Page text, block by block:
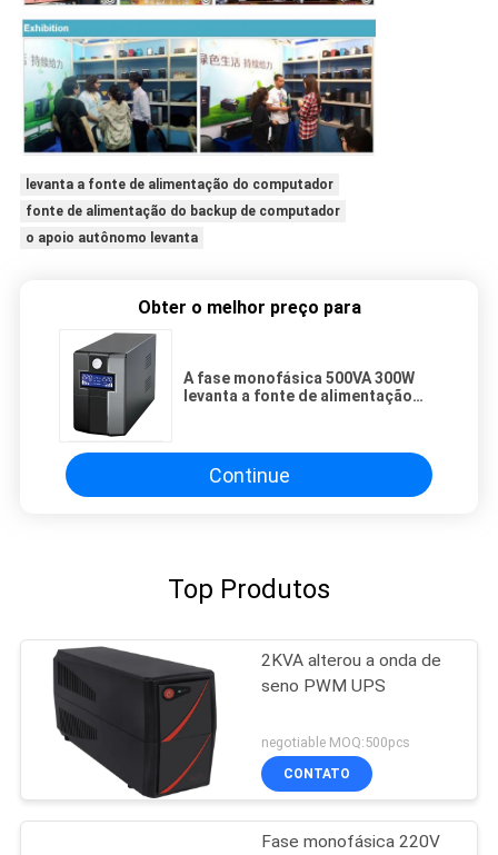
levanta a fonte de alimentação do computador
fonte de alimentação do backup de computador
o apoio autônomo levanta
Obter o melhor preço para
A fase monofásica 500VA 300W
levanta a fonte de alimentação
Continue
Top Produtos
2KVA alterou a onda de
seno PWM UPS
negotiable MOQ:500pcs
CONTATO
Fase monofásica 220V